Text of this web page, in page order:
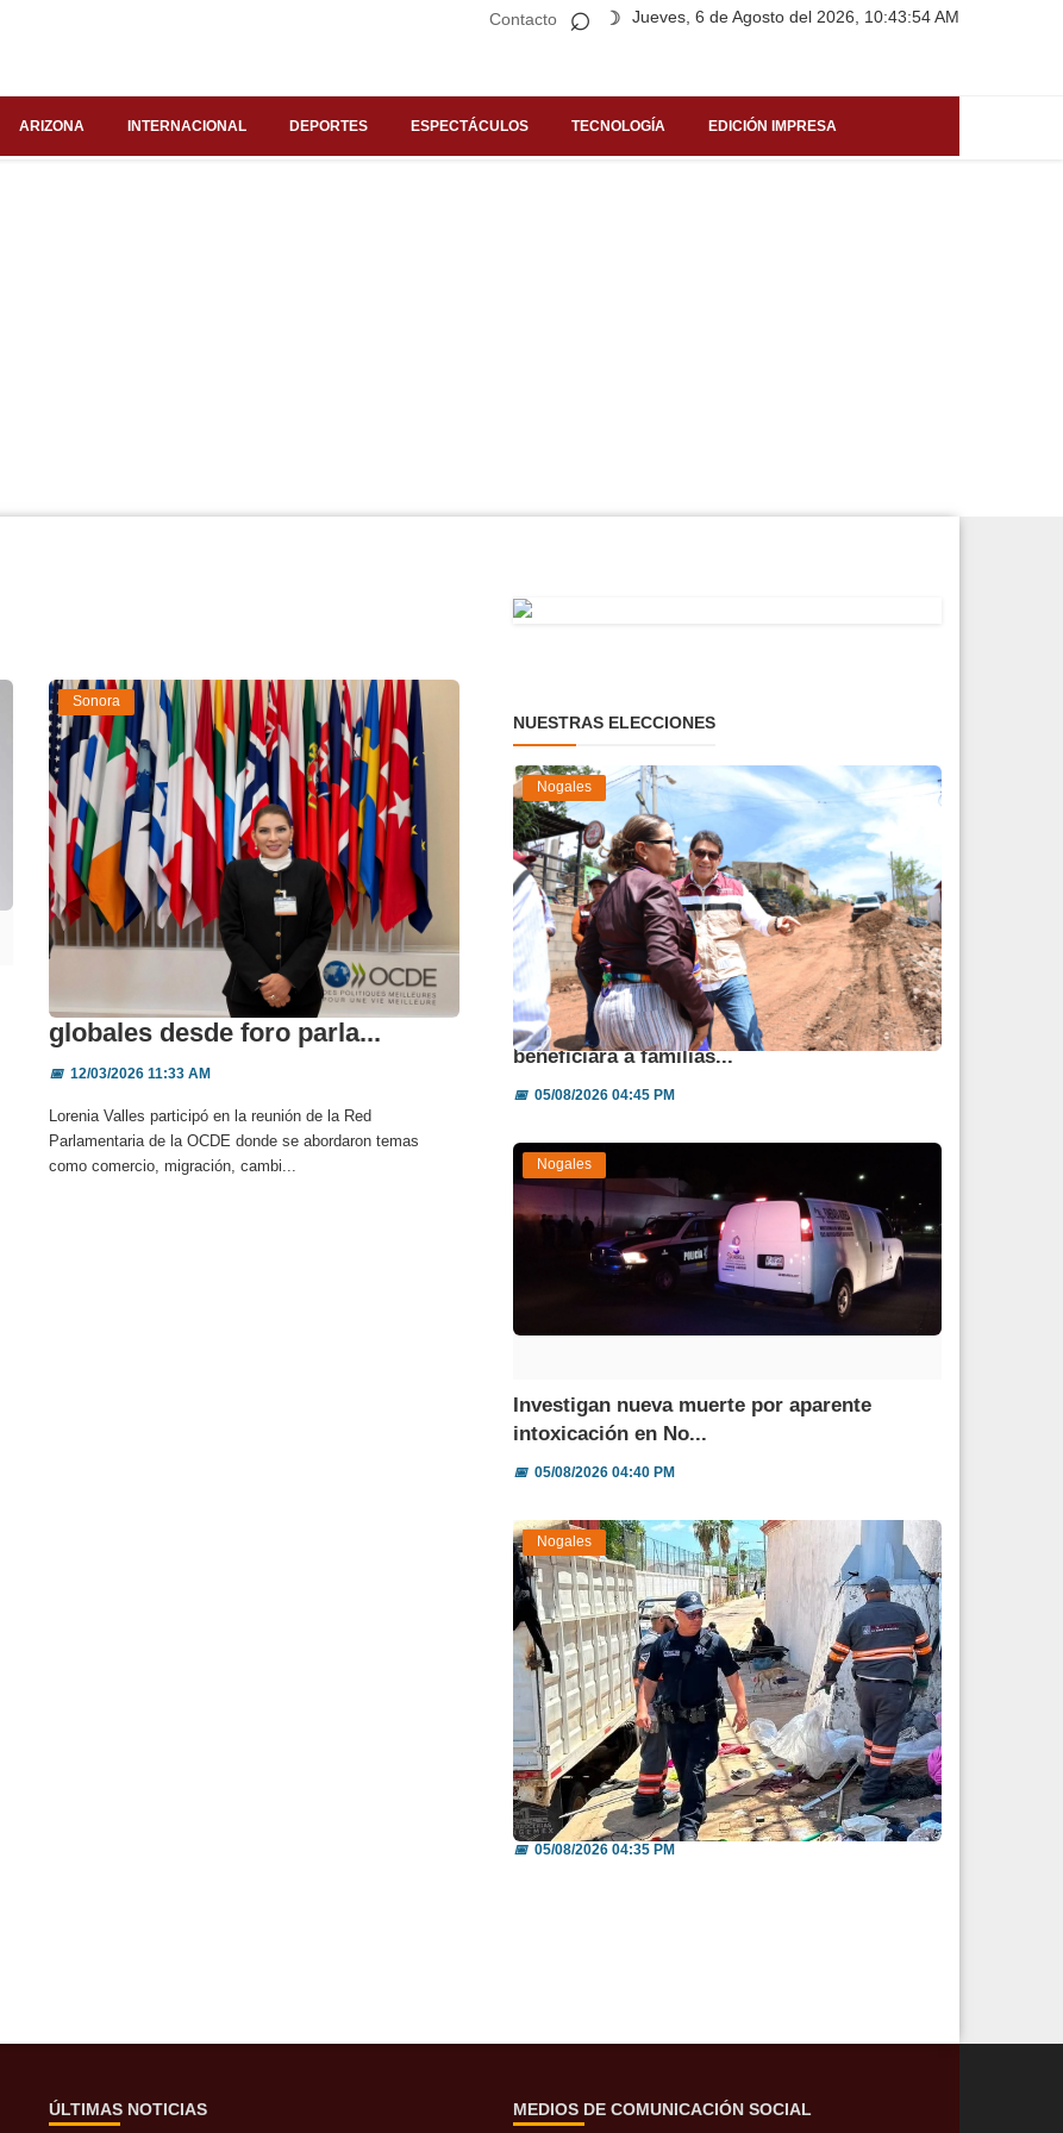
Contacto Jueves, 6 de Agosto del 2026, 10:43:54 AM
⌕ ☽
ARIZONA INTERNACIONAL DEPORTES ESPECTÁCULOS TECNOLOGÍA EDICIÓN IMPRESA
Sonora
Senado atento a desafíos
globales desde foro parla...
📅12/03/2026 11:33 AM
Lorenia Valles participó en la reunión de la Red
Parlamentaria de la OCDE donde se abordaron temas
como comercio, migración, cambi...
NUESTRAS ELECCIONES
Nogales
Avanza obra de pavimentación que
beneficiará a familias...
📅05/08/2026 04:45 PM
Nogales
Investigan nueva muerte por aparente
intoxicación en No...
📅05/08/2026 04:40 PM
Nogales
Invitan a reportar espacios públicos
invadidos a través...
📅05/08/2026 04:35 PM
ÚLTIMAS NOTICIAS MEDIOS DE COMUNICACIÓN SOCIAL